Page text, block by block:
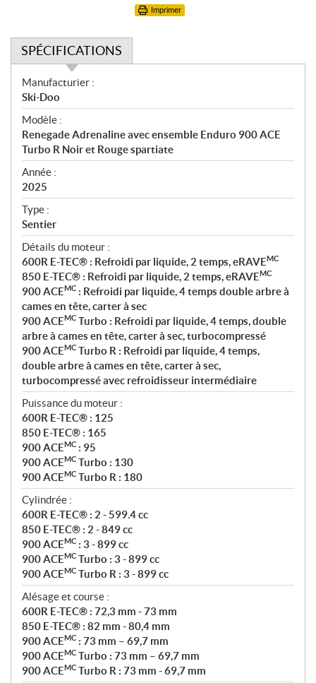
Imprimer
SPÉCIFICATIONS
S
p
é
c
i
f
i
c
a
t
i
o
n
s
Manufacturier :
Ski-Doo
Modèle :
Renegade Adrenaline avec ensemble Enduro 900 ACE
Turbo R Noir et Rouge spartiate
Année :
2025
Type :
Sentier
Détails du moteur :
600R E-TEC® : Refroidi par liquide, 2 temps, eRAVEMC
850 E-TEC® : Refroidi par liquide, 2 temps, eRAVEMC
900 ACEMC : Refroidi par liquide, 4 temps double arbre à
cames en tête, carter à sec
900 ACEMC Turbo : Refroidi par liquide, 4 temps, double
arbre à cames en tête, carter à sec, turbocompressé
900 ACEMC Turbo R : Refroidi par liquide, 4 temps,
double arbre à cames en tête, carter à sec,
turbocompressé avec refroidisseur intermédiaire
Puissance du moteur :
600R E-TEC® : 125
850 E-TEC® : 165
900 ACEMC : 95
900 ACEMC Turbo : 130
900 ACEMC Turbo R : 180
Cylindrée :
600R E-TEC® : 2 - 599.4 cc
850 E-TEC® : 2 - 849 cc
900 ACEMC : 3 - 899 cc
900 ACEMC Turbo : 3 - 899 cc
900 ACEMC Turbo R : 3 - 899 cc
Alésage et course :
600R E-TEC® : 72,3 mm - 73 mm
850 E-TEC® : 82 mm - 80,4 mm
900 ACEMC : 73 mm – 69,7 mm
900 ACEMC Turbo : 73 mm – 69,7 mm
900 ACEMC Turbo R : 73 mm - 69,7 mm